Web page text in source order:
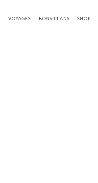
VOYAGES BONS PLANS SHOP